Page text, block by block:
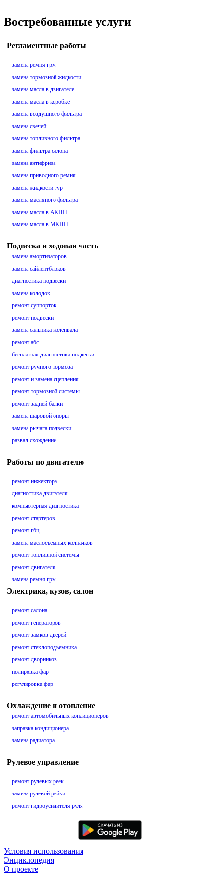
Востребованные услуги
Регламентные работы
замена ремня грм
замена тормозной жидкости
замена масла в двигателе
замена масла в коробке
замена воздушного фильтра
замена свечей
замена топливного фильтра
замена фильтра салона
замена антифриза
замена приводного ремня
замена жидкости гур
замена масляного фильтра
замена масла в АКПП
замена масла в МКПП
Подвеска и ходовая часть
замена амортизаторов
замена сайлентблоков
диагностика подвески
замена колодок
ремонт суппортов
ремонт подвески
замена сальника коленвала
ремонт абс
бесплатная диагностика подвески
ремонт ручного тормоза
ремонт и замена сцепления
ремонт тормозной системы
ремонт задней балки
замена шаровой опоры
замена рычага подвески
развал-схождение
Работы по двигателю
ремонт инжектора
диагностика двигателя
компьютерная диагностика
ремонт стартеров
ремонт гбц
замена маслосъемных колпачков
ремонт топливной системы
ремонт двигателя
замена ремня грм
Электрика, кузов, салон
ремонт салона
ремонт генераторов
ремонт замков дверей
ремонт стеклоподъемника
ремонт дворников
полировка фар
регулировка фар
Охлаждение и отопление
ремонт автомобильных кондиционеров
заправка кондиционера
замена радиатора
Рулевое управление
ремонт рулевых реек
замена рулевой рейки
ремонт гидроусилителя руля
Условия использования
Энциклопедия
О проекте